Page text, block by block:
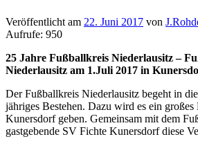
Veröffentlicht am 22. Juni 2017 von
Aufrufe: 950
25 Jahre Fußballkreis Niederlausitz –
Niederlausitz am 1.Juli 2017 in
Der Fußballkreis Niederlausitz begeht in
jähriges Bestehen. Dazu wird es ein
Kunersdorf geben. Gemeinsam mit dem
gastgebende SV Fichte Kunersdorf diese